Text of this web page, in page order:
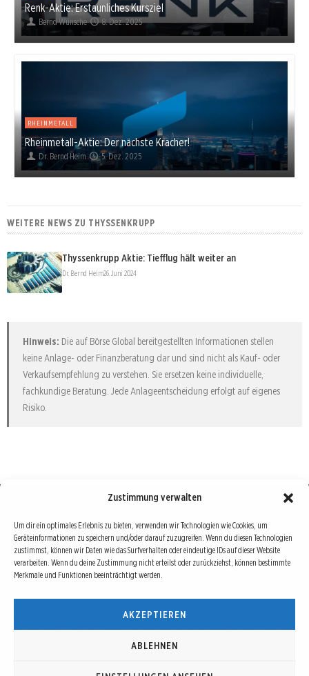
Zustimmung verwalten
Um dir ein optimales Erlebnis zu bieten, verwenden wir Technologien wie Cookies, um
Geräteinformationen zu speichern und/oder darauf zuzugreifen. Wenn du diesen Technologien
zustimmst, können wir Daten wie das Surfverhalten oder eindeutige IDs auf dieser Website
verarbeiten. Wenn du deine Zustimmung nicht erteilst oder zurückziehst, können bestimmte
Merkmale und Funktionen beeinträchtigt werden.
AKZEPTIEREN
ABLEHNEN
Renk-Aktie: Erstaunliches Kursziel
Bernd Wünsche 8. Dez. 2025
RHEINMETALL
Rheinmetall-Aktie: Der nächste Kracher!
Dr. Bernd Heim 5. Dez. 2025
WEITERE NEWS ZU THYSSENKRUPP
Thyssenkrupp Aktie: Tiefflug hält weiter an
Dr. Bernd Heim26. Juni 2024
Hinweis: Die auf Börse Global bereitgestellten Informationen stellen
keine Anlage- oder Finanzberatung dar und sind nicht als Kauf- oder
Verkaufsempfehlung zu verstehen. Sie ersetzen keine individuelle,
fachkundige Beratung. Jede Anlageentscheidung erfolgt auf eigenes
Risiko.
Börse : lokal, international, global
Erfolgreiche Börsengeschäfte bedingen vor allem drei Dinge: Verlässliche Informationen,
richtige Interpretationen und unabhängige Informationsquellen. Diese drei Bausteine sind
auch die redaktionelle Leitlinie von Börse Global.
Hinter Börse Global steht ein Team von erfahrenen Finanzjournalisten, die zum Teil schon
seit Jahrzehnten Börse in all ihren Facetten leben und mit diesem Internetprojekt
interessierten Lesern und Investoren ein Angebot machen wollen, sich über spannende
Entwicklungen, Tendenzen, Chancen und Risiken von Börsen-Investments zu informieren.